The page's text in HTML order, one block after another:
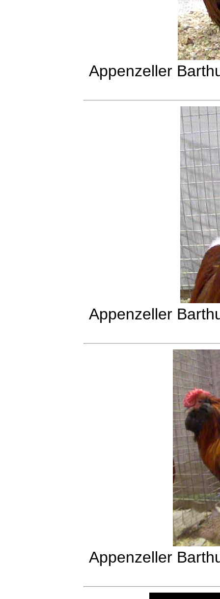
Appenzeller
Appenzeller
Appenzeller